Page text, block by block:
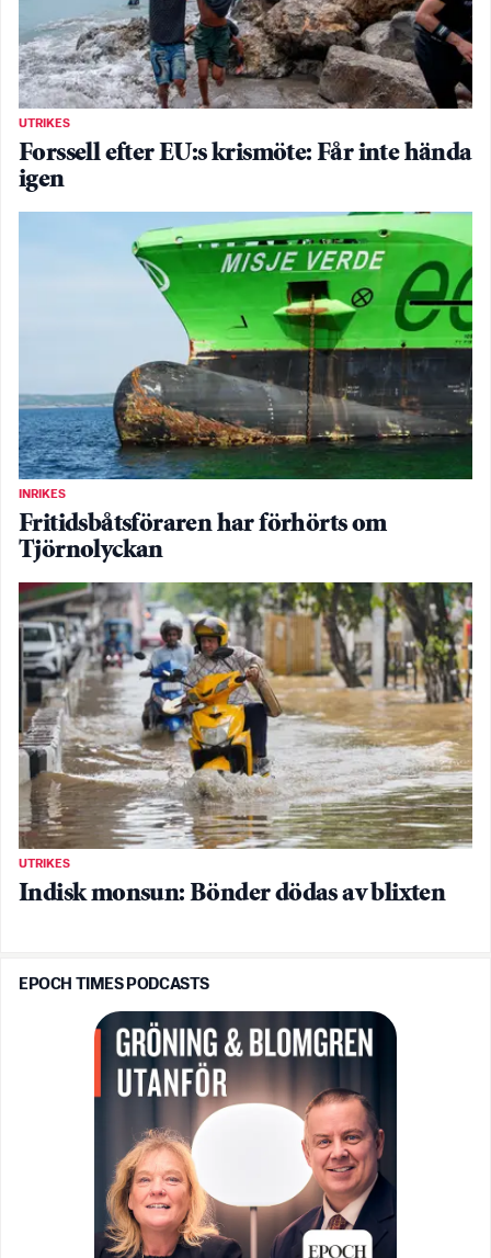
UTRIKES
Forssell efter EU:s krismöte: Får inte hända
igen
INRIKES
Fritidsbåtsföraren har förhörts om
Tjörnolyckan
UTRIKES
Indisk monsun: Bönder dödas av blixten
EPOCH TIMES PODCASTS